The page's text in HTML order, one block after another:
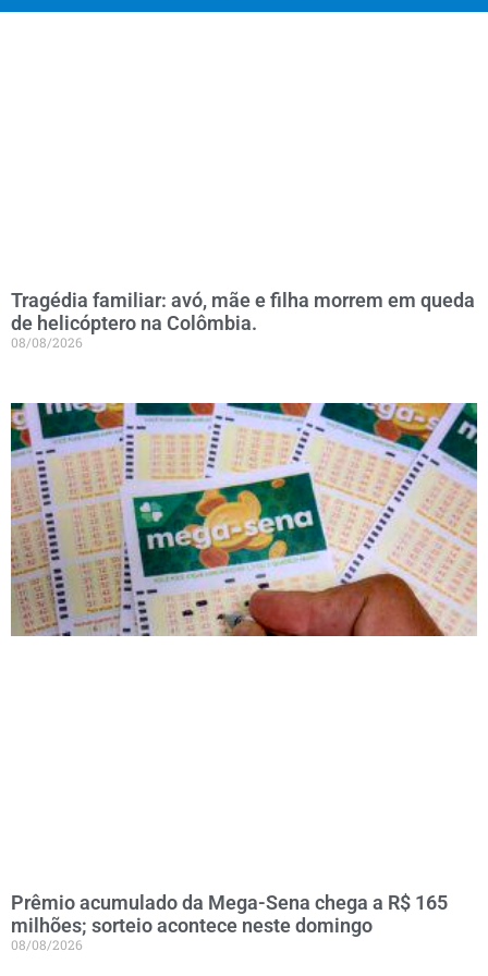
Tragédia familiar: avó, mãe e filha morrem em queda
de helicóptero na Colômbia.
08/08/2026
Prêmio acumulado da Mega-Sena chega a R$ 165
milhões; sorteio acontece neste domingo
08/08/2026